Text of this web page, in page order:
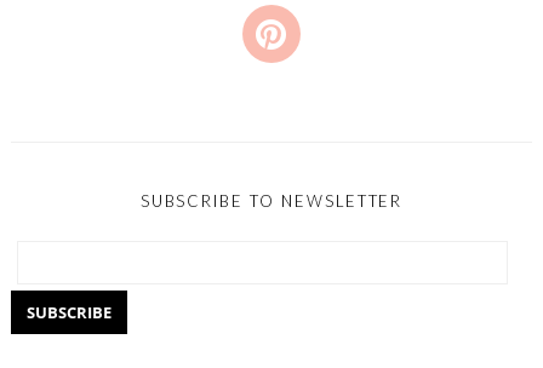
SUBSCRIBE TO NEWSLETTER